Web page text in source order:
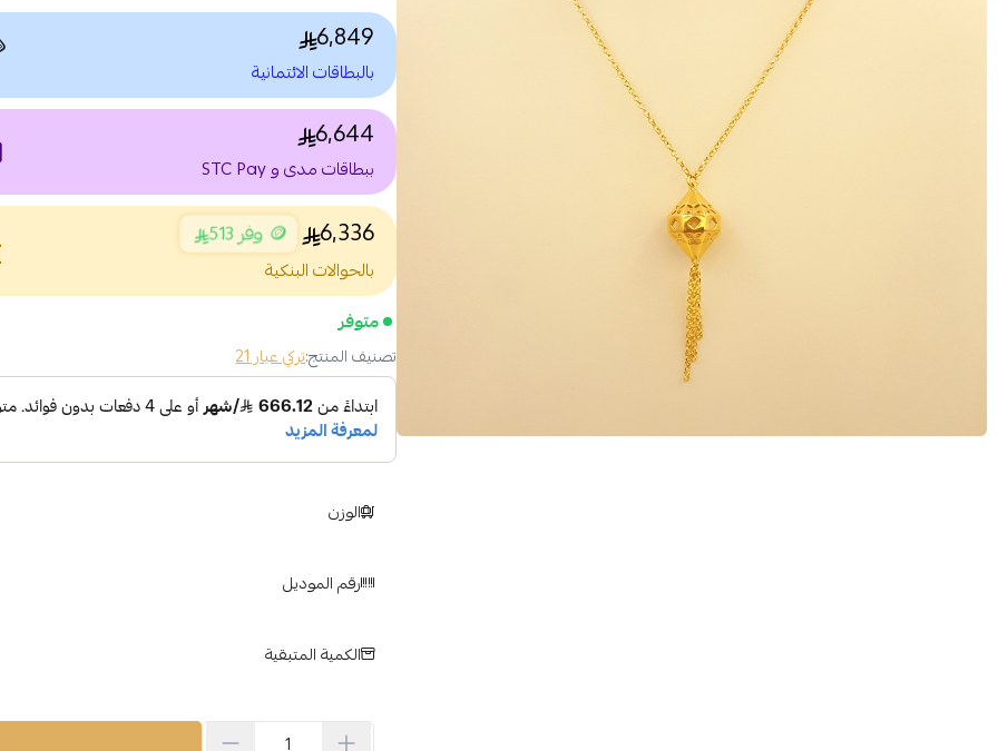
6,849
بالبطاقات الائتمانية
6,644
ببطاقات مدى و STC Pay
6,336 🪙 وفر 513
بالحوالات البنكية
متوفر
تصنيف المنتج:تركي عيار 21
الوزن
رقم الموديل
الكمية المتبقية